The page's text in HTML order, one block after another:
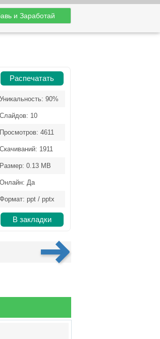
и Заработай
Распечатать
Уникальность: 90%
Слайдов: 10
Просмотров: 4611
Скачиваний: 1911
Размер: 0.13 MB
Онлайн: Да
Формат: ppt / pptx
В закладки